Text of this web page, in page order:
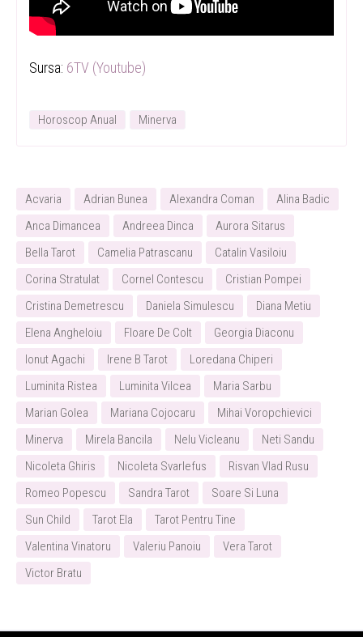
Sursa: 6TV (Youtube)
Horoscop Anual Minerva
Acvaria Adrian Bunea Alexandra Coman
Alina Badic
Anca Dimancea
Andreea Dinca
Aurora Sitarus
Bella Tarot
Camelia Patrascanu
Catalin Vasiloiu
Corina Stratulat
Cornel Contescu
Cristian Pompei
Cristina Demetrescu
Daniela Simulescu
Diana Metiu
Elena Angheloiu
Floare De Colt
Georgia Diaconu
Ionut Agachi
Irene B Tarot
Loredana Chiperi
Luminita Ristea
Luminita Vilcea
Maria Sarbu
Marian Golea
Mariana Cojocaru
Mihai Voropchievici
Minerva
Mirela Bancila Nelu Vicleanu
Neti Sandu
Nicoleta Ghiris
Nicoleta Svarlefus
Risvan Vlad Rusu
Romeo Popescu
Sandra Tarot
Soare Si Luna
Sun Child
Tarot Ela
Tarot Pentru Tine
Valentina Vinatoru
Valeriu Panoiu
Vera Tarot
Victor Bratu